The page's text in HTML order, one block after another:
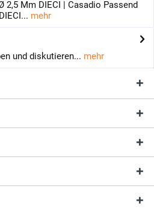
Mm DIECI | Casadio Passend
mehr
und diskutieren... mehr